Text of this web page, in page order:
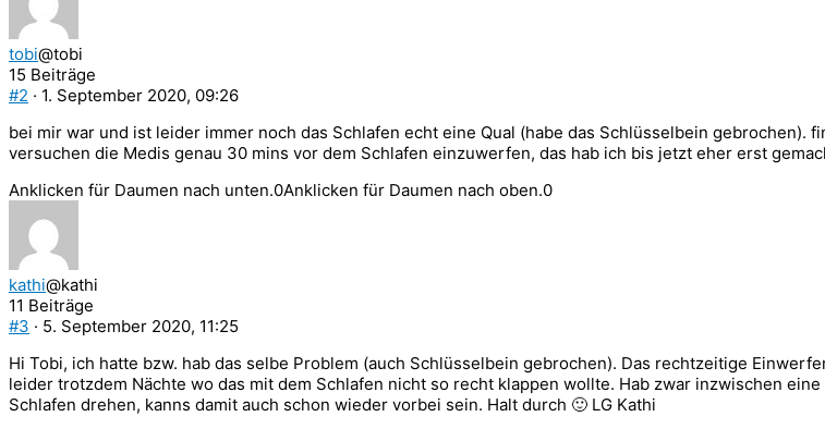
tobi@tobi
15 Beiträge
#2 · 1. September 2020, 09:26
bei mir war und ist leider immer noch das Schlafen echt eine Qual (habe das Schlüsselbein
versuchen die Medis genau 30 mins vor dem Schlafen einzuwerfen, das hab ich bis jetzt eher erst
Anklicken für Daumen nach unten.0Anklicken für Daumen nach oben.0
kathi@kathi
11 Beiträge
#3 · 5. September 2020, 11:25
Hi Tobi, ich hatte bzw. hab das selbe Problem (auch Schlüsselbein gebrochen). Das rechtzeitige
leider trotzdem Nächte wo das mit dem Schlafen nicht so recht klappen wollte. Hab zwar inzwischen
Schlafen drehen, kanns damit auch schon wieder vorbei sein. Halt durch 🙂 LG Kathi